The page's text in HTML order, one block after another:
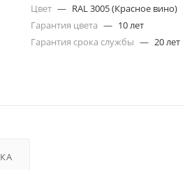
Цвет — RAL 3005 (Красное вино)
Гарантия цвета — 10 лет
Гарантия срока службы — 20 лет